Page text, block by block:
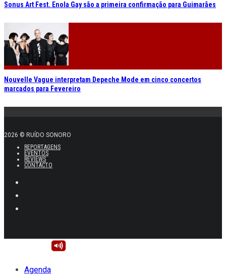
Sonus Art Fest. Enola Gay são a primeira confirmação para Guimarães
Nouvelle Vague interpretam Depeche Mode em cinco concertos
marcados para Fevereiro
2026 © RUÍDO SONORO
REPORTAGENS
EVENTOS
REVIEWS
CONTACTO
Agenda